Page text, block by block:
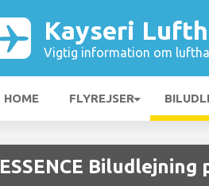
Kayseri
Vigtig information om
HOME FLYREJSER
ESSENCE